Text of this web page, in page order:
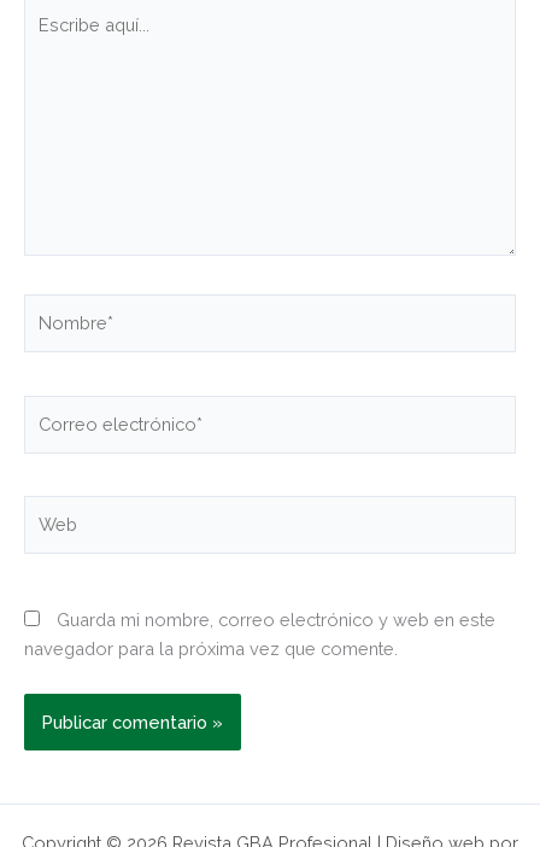
aquí...
electrónico*
Guarda mi nombre, correo electrónico y web en este
navegador para la próxima vez que comente.
Copyright © 2026 Revista GBA Profesional | Diseño web por